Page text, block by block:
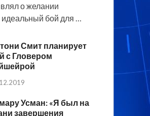
о желании
бой для …
Смит планирует
с Гловером
Усман: «Я был на
завершения